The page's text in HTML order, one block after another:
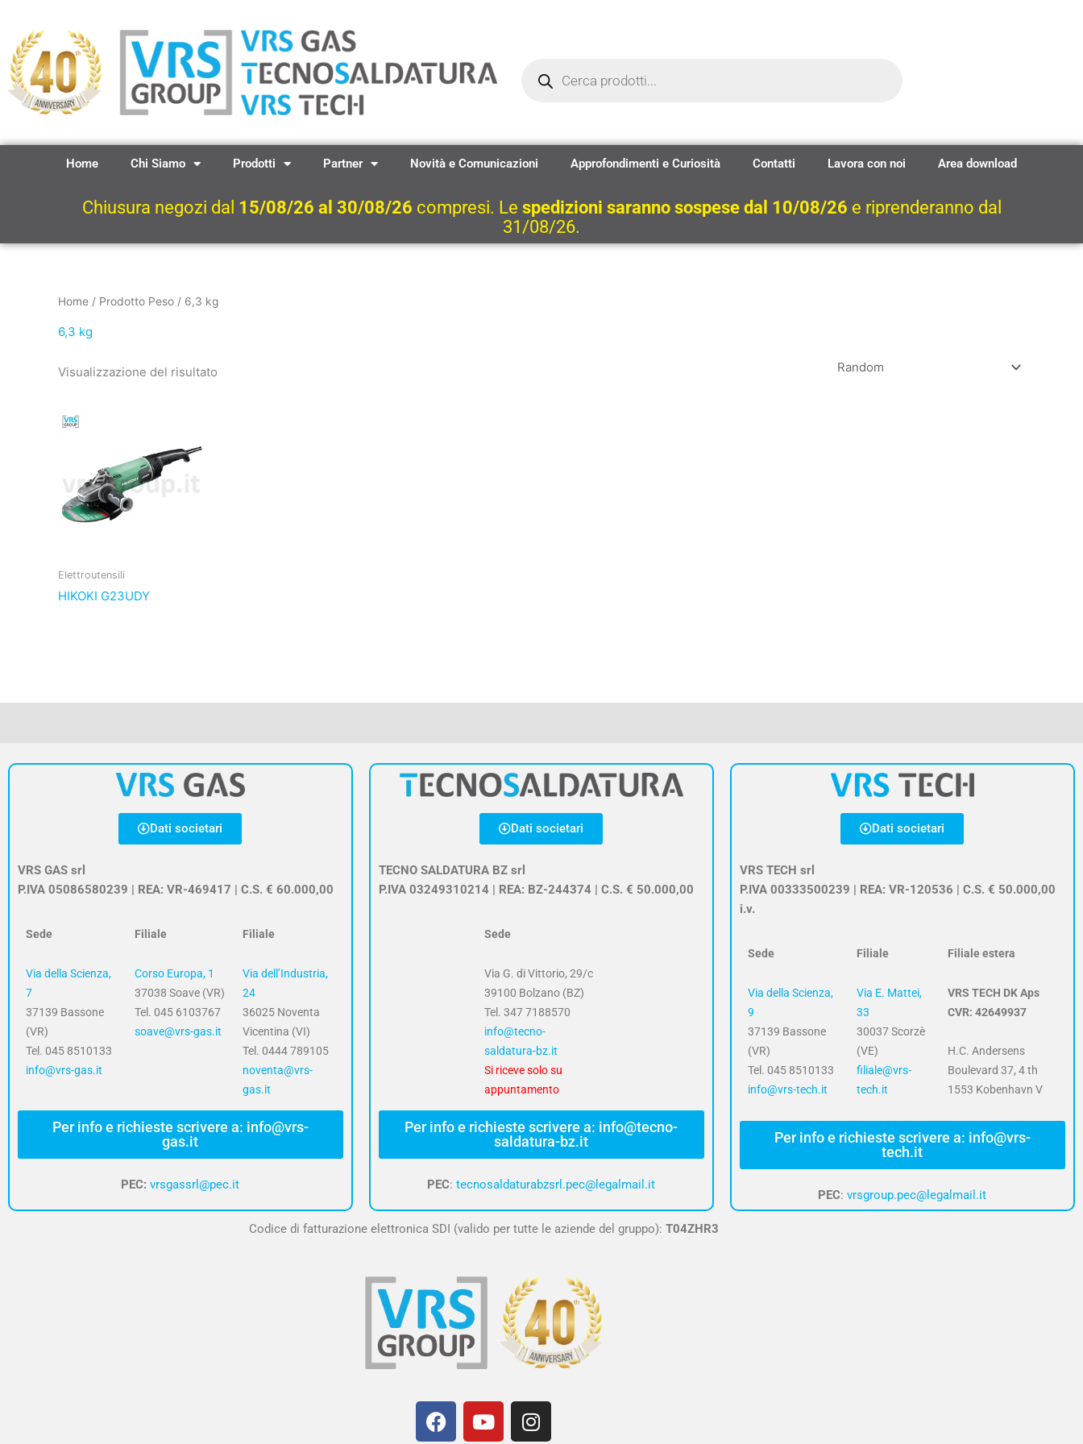
contenuto
Home Chi Siamo Prodotti Partner Novità e Comunicazioni Approfondimenti e Curiosità Contatti Lavora con noi Area download
Chiusura negozi dal 15/08/26 al 30/08/26 compresi. Le spedizioni saranno sospese dal 10/08/26 e riprenderanno dal
31/08/26.
Home / Prodotto Peso / 6,3 kg
6,3 kg
Visualizzazione del risultato
Elettroutensili
HIKOKI G23UDY
Dati societari
VRS GAS srl
P.IVA 05086580239 | REA: VR-469417 | C.S. € 60.000,00
Sede
Via della Scienza,
7
37139 Bassone
(VR)
Tel. 045 8510133
info@vrs-gas.it
Filiale
Corso Europa, 1
37038 Soave (VR)
Tel. 045 6103767
soave@vrs-gas.it
Filiale
Via dell’Industria,
24
36025 Noventa
Vicentina (VI)
Tel. 0444 789105
noventa@vrs-
gas.it
Per info e richieste scrivere a: info@vrs-
gas.it
PEC:vrsgassrl@pec.it
Dati societari
TECNO SALDATURA BZ srl
P.IVA 03249310214 | REA: BZ-244374 | C.S. € 50.000,00
Sede
Via G. di Vittorio, 29/c
39100 Bolzano (BZ)
Tel.347 7188570
info@tecno-
saldatura-bz.it
Si riceve solo su
appuntamento
Per info e richieste scrivere a: info@tecno-
saldatura-bz.it
PEC:tecnosaldaturabzsrl.pec@legalmail.it
Dati societari
VRS TECH srl
P.IVA 00333500239 | REA: VR-120536 | C.S. € 50.000,00
i.v.
Sede
Via della Scienza,
9
37139 Bassone
(VR)
Tel. 045 8510133
info@vrs-tech.it
Filiale
Via E. Mattei,
33
30037 Scorzè
(VE)
filiale@vrs-
tech.it
Filiale estera
VRS TECH DK Aps
CVR: 42649937
H.C. Andersens
Boulevard 37, 4 th
1553 Kobenhavn V
Per info e richieste scrivere a: info@vrs-
tech.it
PEC:vrsgroup.pec@legalmail.it
Codice di fatturazione elettronica SDI (valido per tutte le aziende del gruppo): T04ZHR3
F
a
Y
o
I
n